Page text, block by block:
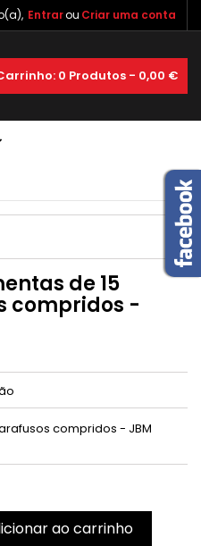
Entrarou Criar uma conta
0 Produtos - 0,00 €
de 15
compridos -
compridos - JBM
ao carrinho